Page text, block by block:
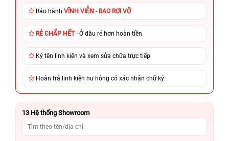
Bảo hành VĨNH VIỄN - BAO RƠI VỠ
RẺ CHẤP HẾT- Ở đâu rẻ hơn hoàn tiền
Ký tên linh kiện và xem sửa chữa trực tiếp
Hoàn trả linh kiện hư hỏng có xác nhận chữ ký
13 Hệ thống Showroom